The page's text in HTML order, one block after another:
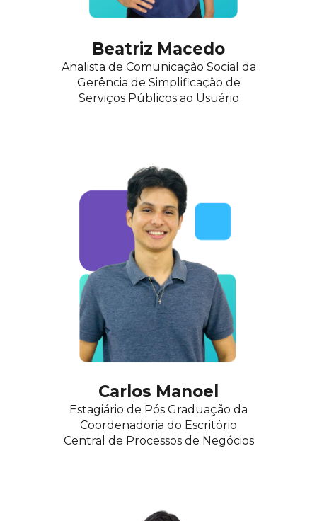
Beatriz Macedo
Analista de Comunicação Social da
Gerência de Simplificação de
Serviços Públicos ao Usuário
Car los Manoel
Estagiário de Pós Graduação da
Coordenadoria do Escritório
Central de Processos de Negócios